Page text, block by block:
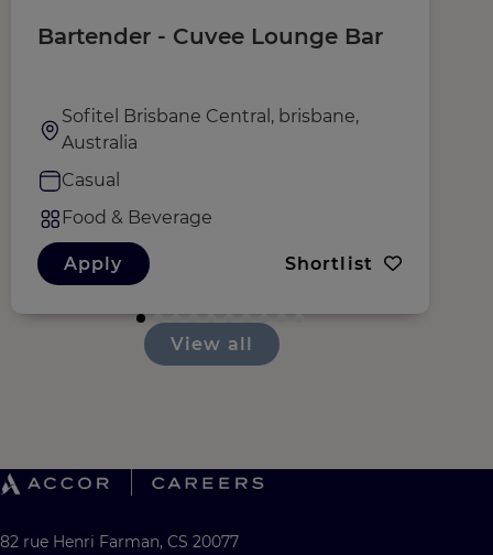
Bartender - Cuvee Lounge Bar
Sofitel Brisbane Central, brisbane,
Australia
Casual
Food & Beverage
Apply Shortlist
View all
82 rue Henri Farman, CS 20077